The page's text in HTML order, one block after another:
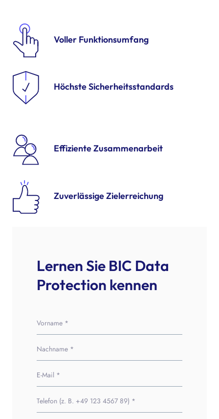
Voller Funktionsumfang
Höchste Sicherheitsstandards
Effiziente Zusammenarbeit
Zuverlässige Zielerreichung
Lernen Sie BIC Data
Protection kennen